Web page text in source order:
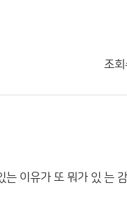
조회
는 이유가 또 뭐가 있 는